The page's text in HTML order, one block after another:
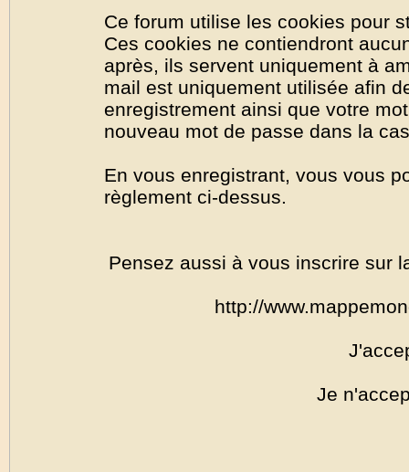
Ce forum utilise les cookies pour
Ces cookies ne contiendront
après, ils servent uniquement à
mail est uniquement utilisée afin
enregistrement ainsi que votre
nouveau mot de passe dans la
En vous enregistrant, vous vous
règlement ci-dessus.
Pensez aussi à vous inscrire sur
http://
Je